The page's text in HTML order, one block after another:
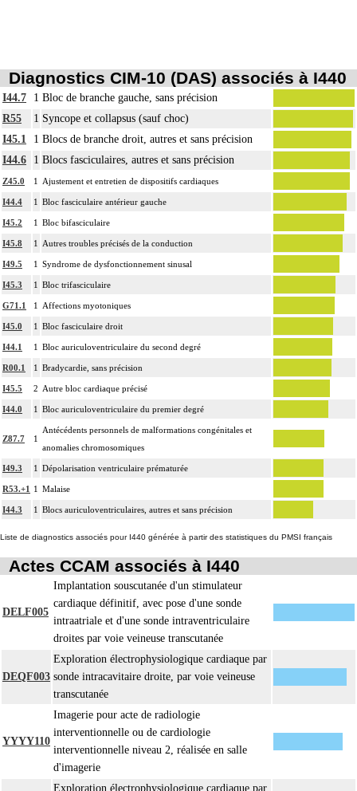
Diagnostics CIM-10 (DAS) associés à I440
I44.7 1 Bloc de branche gauche, sans précision
R55
1 Syncope et collapsus (sauf choc)
I45.1
1 Blocs de branche droit, autres et sans précision
I44.6
1 Blocs fasciculaires, autres et sans précision
Z45.0 1 Ajustement et entretien de dispositifs cardiaques
I44.4 1 Bloc fasciculaire antérieur gauche
I45.2 1 Bloc bifasciculaire
I45.8 1 Autres troubles précisés de la conduction
I49.5 1 Syndrome de dysfonctionnement sinusal
I45.3 1 Bloc trifasciculaire
G71.1 1 Affections myotoniques
I45.0 1 Bloc fasciculaire droit
I44.1 1 Bloc auriculoventriculaire du second degré
R00.1 1 Bradycardie, sans précision
I45.5 2 Autre bloc cardiaque précisé
I44.0 1 Bloc auriculoventriculaire du premier degré
Z87.7 1
Antécédents personnels de malformations congénitales et
anomalies chromosomiques
I49.3 1 Dépolarisation ventriculaire prématurée
R53.+1 1 Malaise
I44.3 1 Blocs auriculoventriculaires, autres et sans précision
Liste de diagnostics associés pour I440 générée à partir des statistiques du PMSI français
Actes CCAM associés à I440
DELF005
Implantation souscutanée d'un stimulateur
cardiaque définitif, avec pose d'une sonde
intraatriale et d'une sonde intraventriculaire
droites par voie veineuse transcutanée
DEQF003
Exploration électrophysiologique cardiaque par
sonde intracavitaire droite, par voie veineuse
transcutanée
YYYY110
Imagerie pour acte de radiologie
interventionnelle ou de cardiologie
interventionnelle niveau 2, réalisée en salle
d'imagerie
Exploration électrophysiologique cardiaque par